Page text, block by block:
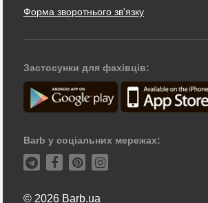
Форма зворотнього зв'язку
Застосунки для фахівців:
Barb у соціальних мережах:
© 2026 Barb.ua